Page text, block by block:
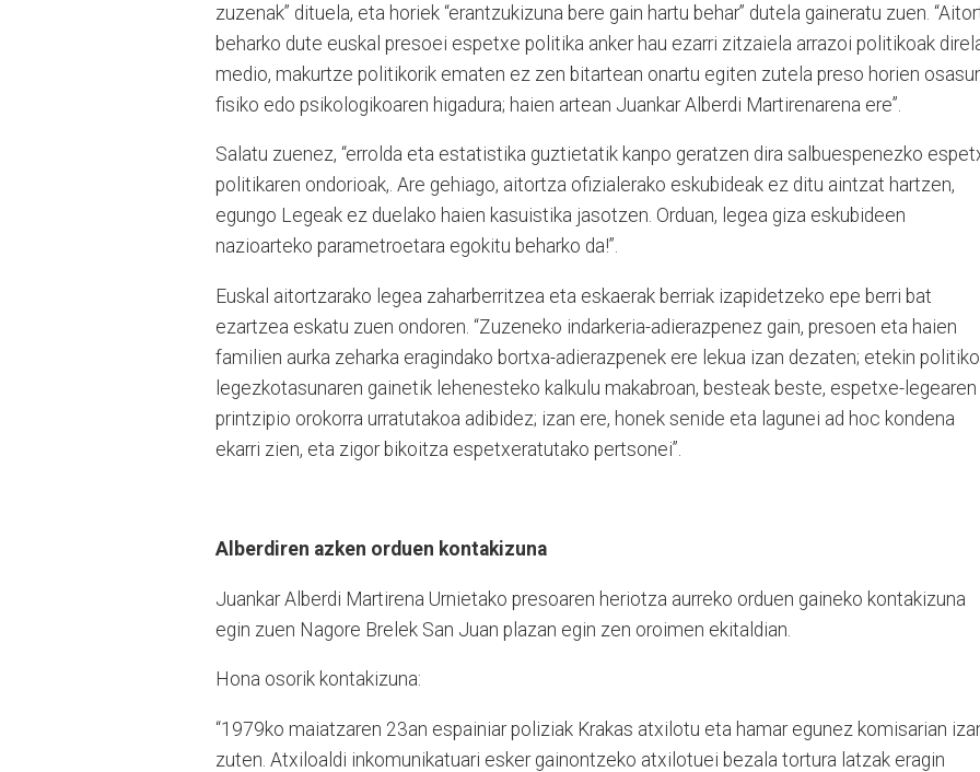
zuzenak” dituela, eta horiek “erantzukizuna bere gain hartu behar” dutela gaineratu zuen.
beharko dute euskal presoei espetxe politika anker hau ezarri zitzaiela arrazoi politikoak
medio, makurtze politikorik ematen ez zen bitartean onartu egiten zutela preso horien
fisiko edo psikologikoaren higadura; haien artean Juankar Alberdi Martirenarena ere”.
Salatu zuenez, “errolda eta estatistika guztietatik kanpo geratzen dira salbuespenezko
politikaren ondorioak,. Are gehiago, aitortza ofizialerako eskubideak ez ditu aintzat hartzen,
egungo Legeak ez duelako haien kasuistika jasotzen. Orduan, legea giza eskubideen
nazioarteko parametroetara egokitu beharko da!”.
Euskal aitortzarako legea zaharberritzea eta eskaerak berriak izapidetzeko epe berri bat
ezartzea eskatu zuen ondoren. “Zuzeneko indarkeria-adierazpenez gain, presoen eta haien
familien aurka zeharka eragindako bortxa-adierazpenek ere lekua izan dezaten; etekin
legezkotasunaren gainetik lehenesteko kalkulu makabroan, besteak beste, espetxe-legearen
printzipio orokorra urratutakoa adibidez; izan ere, honek senide eta lagunei ad hoc kondena
ekarri zien, eta zigor bikoitza espetxeratutako pertsonei”.
Alberdiren azken orduen kontakizuna
Juankar Alberdi Martirena Urnietako presoaren heriotza aurreko orduen gaineko kontakizuna
egin zuen Nagore Brelek San Juan plazan egin zen oroimen ekitaldian.
Hona osorik kontakizuna:
“1979ko maiatzaren 23an espainiar poliziak Krakas atxilotu eta hamar egunez komisarian
zuten. Atxiloaldi inkomunikatuari esker gainontzeko atxilotuei bezala tortura latzak eragin